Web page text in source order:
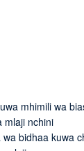
mhimili wa
mlaji nchini
bidhaa kuwa